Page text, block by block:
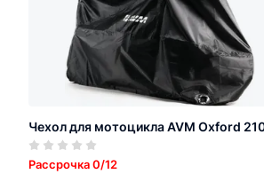
Чехол для мотоцикла AVM Oxford
Рассрочка 0/12